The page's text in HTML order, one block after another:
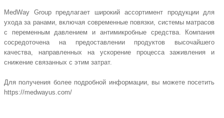
MedWay Group предлагает широкий ассортимент продукции для
ухода за ранами, включая современные повязки, системы матрасов
с переменным давлением и антимикробные средства. Компания
сосредоточена на предоставлении продуктов высочайшего
качества, направленных на ускорение процесса заживления и
снижение связанных с этим затрат.
Для получения более подробной информации, вы можете посетить
https://medwayus.com/